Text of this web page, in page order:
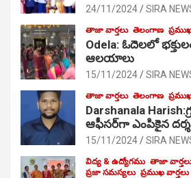
24/11/2024 SIRA
తాజా వార్తలు తెలంగాణ
Odela: ఓదెల‌లో
ఆల‌యాలు
15/11/2024 SIRA
తాజా వార్తలు తెలంగాణ
Darshanala
ఆఫీసర్‌గా ఎంపికైన
15/11/2024 SIRA
విద్య & ఉద్యోగము తాజా
ప్రజా సమస్యలు ప్రముఖ వార్తలు